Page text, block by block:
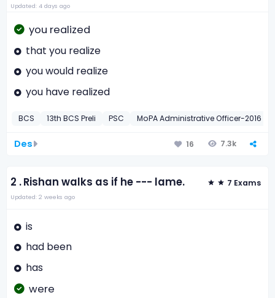
Updated: 4 days ago
you realized
that you realize
you would realize
you have realized
BCS 13th BCS Preli PSC MoPA Administrative Officer-2016
Des 16 7.3k
2 .Rishan walks as if he --- lame. 7 Exams
Updated: 2 weeks ago
is
had been
has
were